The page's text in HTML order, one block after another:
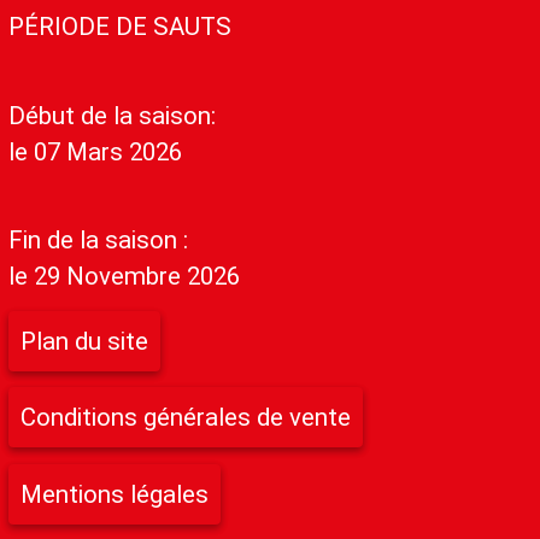
PÉRIODE DE SAUTS
Début de la saison:
le 07 Mars 2026
Fin de la saison :
le 29 Novembre 2026
Plan du site
Conditions générales de vente
Mentions légales